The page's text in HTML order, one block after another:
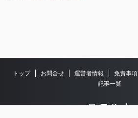
トップ お問合せ 運営者情報 免責事項
記事一覧
ステルナ